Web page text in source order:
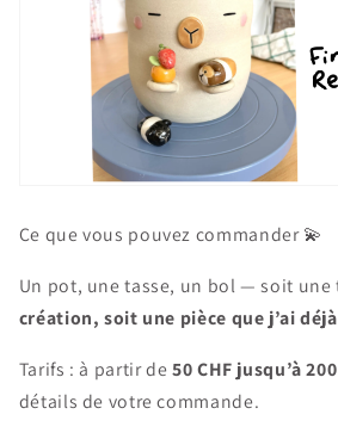
Ce que vous pouvez commander 💫
Un pot, une tasse, un bol — soit une
création, soit une pièce que j’ai
Tarifs : à partir de50 CHF jusqu’à
détails de votre commande.